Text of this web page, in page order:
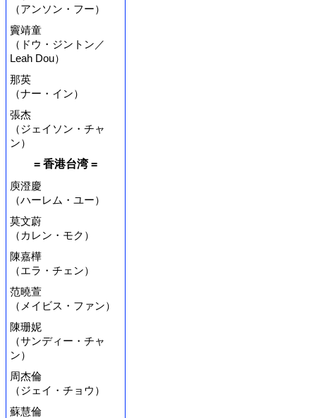
（アンソン・フー）
竇靖童
（ドウ・ジントン／
Leah Dou）
那英
（ナー・イン）
張杰
（ジェイソン・チャ
ン）
= 香港台湾 =
庾澄慶
（ハーレム・ユー）
莫文蔚
（カレン・モク）
陳嘉樺
（エラ・チェン）
范曉萱
（メイビス・ファン）
陳珊妮
（サンディー・チャ
ン）
周杰倫
（ジェイ・チョウ）
蘇慧倫